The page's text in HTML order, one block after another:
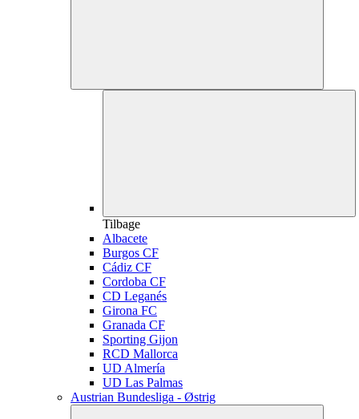
Tilbage
Albacete
Burgos CF
Cádiz CF
Cordoba CF
CD Leganés
Girona FC
Granada CF
Sporting Gijon
RCD Mallorca
UD Almería
UD Las Palmas
Austrian Bundesliga - Østrig